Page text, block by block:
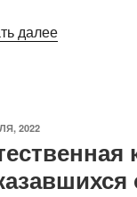
далее«Группа
в
Польше»
2022